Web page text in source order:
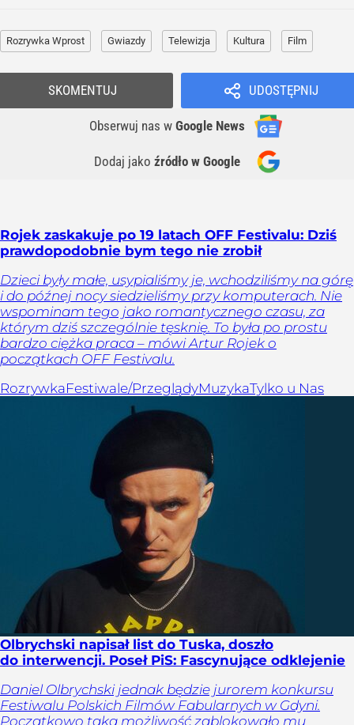
Rozrywka Wprost Gwiazdy Telewizja Kultura Film
UDOSTĘPNIJ
Obserwuj nas w Google News
Dodaj jako źródło w Google
SKOMENTUJ
Rojek zaskakuje po 19 latach OFF Festivalu: Dziś
prawdopodobnie bym tego nie zrobił
Dzieci były małe, usypialiśmy je, wchodziliśmy na górę
i do późnej nocy siedzieliśmy przy komputerach. Nie
wspominam tego jako romantycznego czasu, za
którym dziś szczególnie tęsknię. To była po prostu
bardzo ciężka praca – mówi Artur Rojek o
początkach OFF Festivalu.
RozrywkaFestiwale/PrzeglądyMuzykaTylko u Nas
Olbrychski napisał list do Tuska, doszło
do interwencji. Poseł PiS: Fascynujące odklejenie
Daniel Olbrychski jednak będzie jurorem konkursu
Festiwalu Polskich Filmów Fabularnych w Gdyni.
Początkowo taką możliwość zablokowało mu